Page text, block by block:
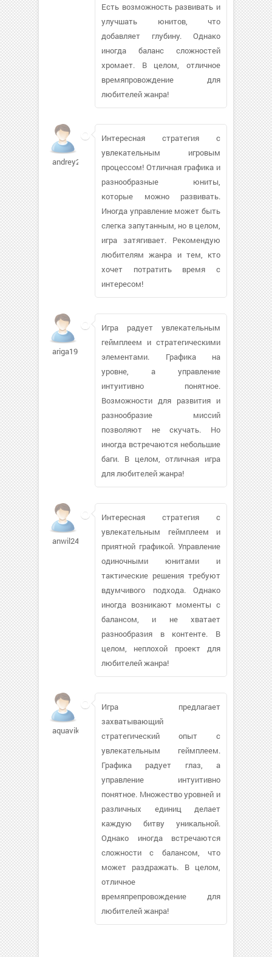
Есть возможность развивать и
улучшать юнитов, что
добавляет глубину. Однако
иногда баланс сложностей
хромает. В целом, отличное
времяпровождение для
любителей жанра!
andrey2s874
Интересная стратегия с
увлекательным игровым
процессом! Отличная графика и
разнообразные юниты,
которые можно развивать.
Иногда управление может быть
слегка запутанным, но в целом,
игра затягивает. Рекомендую
любителям жанра и тем, кто
хочет потратить время с
интересом!
ariga196
Игра радует увлекательным
геймплеем и стратегическими
элементами. Графика на
уровне, а управление
интуитивно понятное.
Возможности для развития и
разнообразие миссий
позволяют не скучать. Но
иногда встречаются небольшие
баги. В целом, отличная игра
для любителей жанра!
anwil243
Интересная стратегия с
увлекательным геймплеем и
приятной графикой. Управление
одиночными юнитами и
тактические решения требуют
вдумчивого подхода. Однако
иногда возникают моменты с
балансом, и не хватает
разнообразия в контенте. В
целом, неплохой проект для
любителей жанра!
aquavika219
Игра предлагает
захватывающий
стратегический опыт с
увлекательным геймплеем.
Графика радует глаз, а
управление интуитивно
понятное. Множество уровней и
различных единиц делает
каждую битву уникальной.
Однако иногда встречаются
сложности с балансом, что
может раздражать. В целом,
отличное
времяпрепровождение для
любителей жанра!